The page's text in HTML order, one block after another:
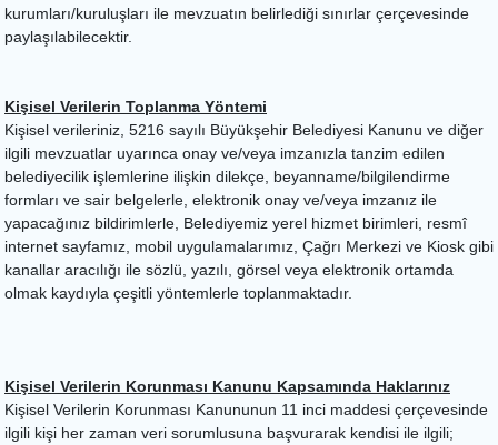
kurumları/kuruluşları ile mevzuatın belirlediği sınırlar çerçevesinde
paylaşılabilecektir.
Kişisel Verilerin Toplanma Yöntemi
Kişisel verileriniz, 5216 sayılı Büyükşehir Belediyesi Kanunu ve diğer
ilgili mevzuatlar uyarınca onay ve/veya imzanızla tanzim edilen
belediyecilik işlemlerine ilişkin dilekçe, beyanname/bilgilendirme
formları ve sair belgelerle, elektronik onay ve/veya imzanız ile
yapacağınız bildirimlerle, Belediyemiz yerel hizmet birimleri, resmî
internet sayfamız, mobil uygulamalarımız, Çağrı Merkezi ve Kiosk gibi
kanallar aracılığı ile sözlü, yazılı, görsel veya elektronik ortamda
olmak kaydıyla çeşitli yöntemlerle toplanmaktadır.
Kişisel Verilerin Korunması Kanunu Kapsamında Haklarınız
Kişisel Verilerin Korunması Kanununun 11 inci maddesi çerçevesinde
ilgili kişi her zaman veri sorumlusuna başvurarak kendisi ile ilgili;